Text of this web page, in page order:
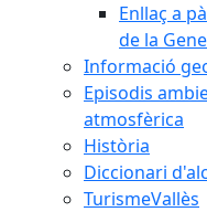
Enllaç a
de la
Informació
Episodis
atmosfèrica
Història
Diccionari
TurismeVallès